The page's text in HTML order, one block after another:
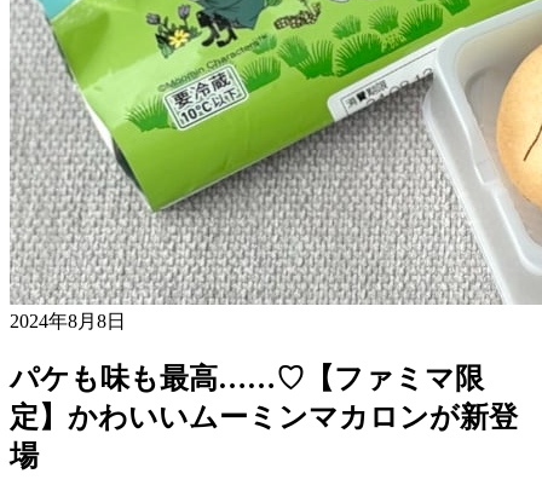
2024年8月8日
パケも味も最高……♡【ファミマ限
定】かわいいムーミンマカロンが新登
場